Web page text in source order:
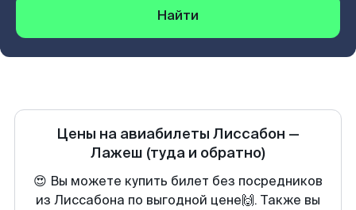
Найти
Цены на авиабилеты Лиссабон —
Лажеш (туда и обратно)
😍 Вы можете купить билет без посредников
из Лиссабона по выгодной цене🙌. Также вы